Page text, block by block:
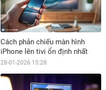
Cách phản chiếu màn hình
iPhone lên tivi ổn định nhất
28-01-2026 15:28